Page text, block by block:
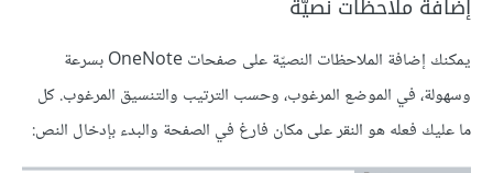
إضافة ملاحظات نصيّة
يمكنك إضافة الملاحظات النصيّة على صفحات OneNote بسرعة
وسهولة، في الموضع المرغوب، وحسب الترتيب والتنسيق المرغوب. كل
ما عليك فعله هو النقر على مكان فارغ في الصفحة والبدء بإدخال النص: